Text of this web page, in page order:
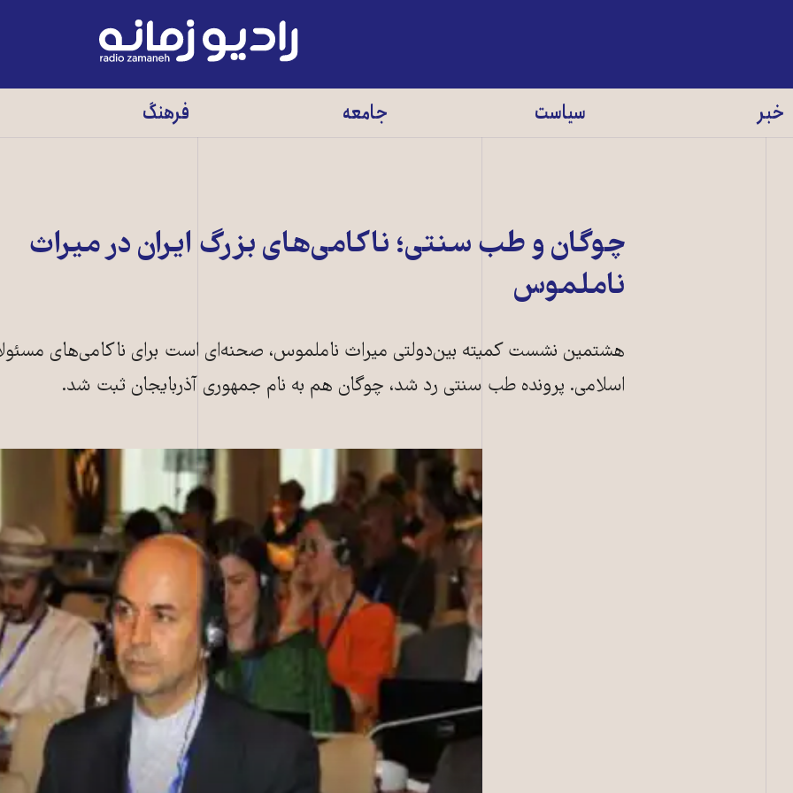
رادیو
زمانه
خبر سیاست جامعه فرهنگ
چوگان و طب سنتی؛ ناکامی‌های بزرگ ایران در میراث
ناملموس
هشتمین نشست کمیته بین‌دولتی میراث ناملموس، صحنه‌ای است برای ناکامی‌های
اسلامی. پرونده طب سنتی رد شد، چوگان هم به نام جمهوری آذربایجان ثبت شد.